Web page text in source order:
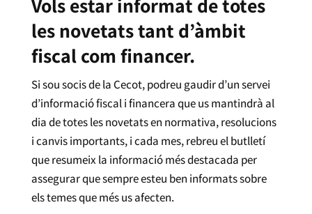
Vols estar informat de totes
les novetats tant d’àmbit
fiscal com financer.
Si sou socis de la Cecot, podreu gaudir d’un servei
d’informació fiscal i financera que us mantindrà al
dia de totes les novetats en normativa, resolucions
i canvis importants, i cada mes, rebreu el butlletí
que resumeix la informació més destacada per
assegurar que sempre esteu ben informats sobre
els temes que més us afecten.